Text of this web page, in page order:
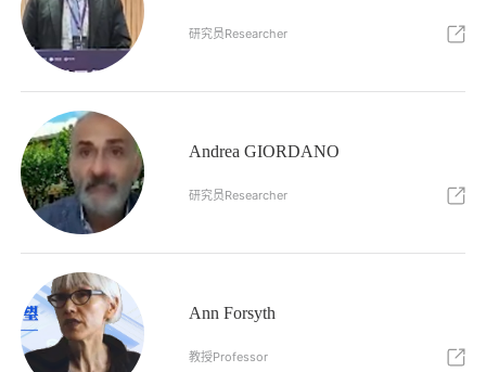
研究员Researcher
Andrea GIORDANO
研究员Researcher
Ann Forsyth
教授Professor